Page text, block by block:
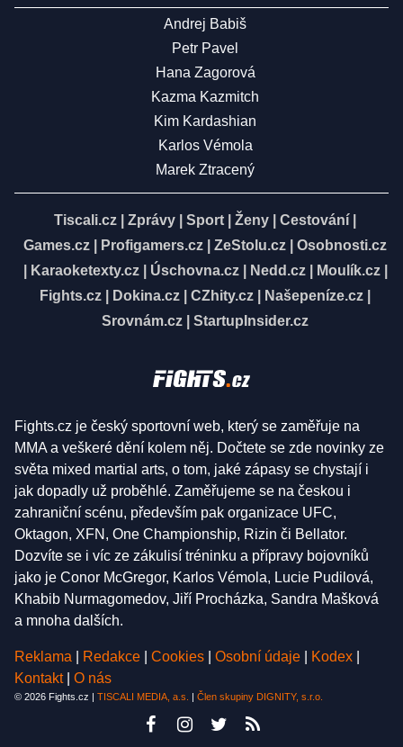
Andrej Babiš
Petr Pavel
Hana Zagorová
Kazma Kazmitch
Kim Kardashian
Karlos Vémola
Marek Ztracený
Tiscali.cz Zprávy Sport Ženy Cestování
Games.cz
Profigamers.cz ZeStolu.cz
Osobnosti.cz
Karaoketexty.cz| Úschovna.cz| Nedd.cz| Moulík.cz|
Fights.cz
Dokina.cz CZhity.cz Našepeníze.cz
Srovnám.cz
StartupInsider.cz
Fights.cz je český sportovní web, který se zaměřuje na
MMA a veškeré dění kolem něj. Dočtete se zde novinky ze
světa mixed martial arts, o tom, jaké zápasy se chystají i
jak dopadly už proběhlé. Zaměřujeme se na českou i
zahraniční scénu, především pak organizace UFC,
Oktagon, XFN, One Championship, Rizin či Bellator.
Dozvíte se i víc ze zákulisí tréninku a přípravy bojovníků
jako je Conor McGregor, Karlos Vémola, Lucie Pudilová,
Khabib Nurmagomedov, Jiří Procházka, Sandra Mašková
a mnoha dalších.
Reklama Redakce Cookies Osobní údaje Kodex
Kontakt
O nás
© 2026 Fights.cz | TISCALI MEDIA, a.s. | Člen skupiny DIGNITY, s.r.o.